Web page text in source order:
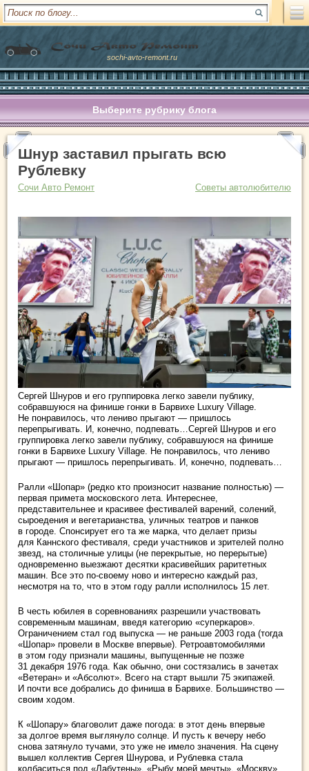
sochi-avto-remont.ru
Выберите рубрику блога
Шнур заставил прыгать всю
Рублевку
Сочи Авто Ремонт Советы автолюбителю
Сергей Шнуров и его группировка легко завели публику,
собравшуюся на финише гонки в Барвихе Luxury Village.
Не понравилось, что лениво прыгают — пришлось
перепрыгивать. И, конечно, подпевать…Сергей Шнуров и его
группировка легко завели публику, собравшуюся на финише
гонки в Барвихе Luxury Village. Не понравилось, что лениво
прыгают — пришлось перепрыгивать. И, конечно, подпевать…
Ралли «Шопар» (редко кто произносит название полностью) —
первая примета московского лета. Интереснее,
представительнее и красивее фестивалей варений, солений,
сыроедения и вегетарианства, уличных театров и панков
в городе. Спонсирует его та же марка, что делает призы
для Каннского фестиваля, среди участников и зрителей полно
звезд, на столичные улицы (не перекрытые, но перерытые)
одновременно выезжают десятки красивейших раритетных
машин. Все это по-своему ново и интересно каждый раз,
несмотря на то, что в этом году ралли исполнилось 15 лет.
В честь юбилея в соревнованиях разрешили участвовать
современным машинам, введя категорию «суперкаров».
Ограничением стал год выпуска — не раньше 2003 года (тогда
«Шопар» провели в Москве впервые). Ретроавтомобилями
в этом году признали машины, выпущенные не позже
31 декабря 1976 года. Как обычно, они состязались в зачетах
«Ветеран» и «Абсолют». Всего на старт вышли 75 экипажей.
И почти все добрались до финиша в Барвихе. Большинство —
своим ходом.
К «Шопару» благоволит даже погода: в этот день впервые
за долгое время выглянуло солнце. И пусть к вечеру небо
снова затянуло тучами, это уже не имело значения. На сцену
вышел коллектив Сергея Шнурова, и Рублевка стала
колбаситься под «Лабутены», «Рыбу моей мечты», «Москву»